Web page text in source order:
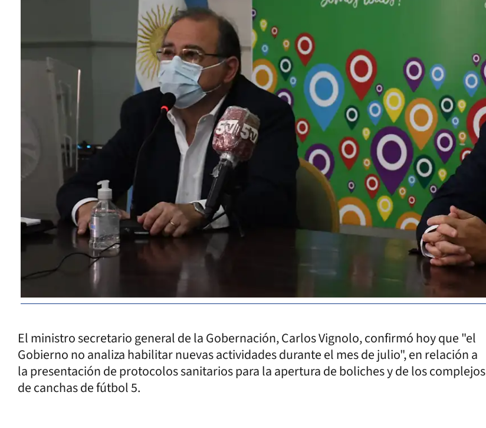
El ministro secretario general de la Gobernación, Carlos Vignolo, confirmó hoy que "el
Gobierno no analiza habilitar nuevas actividades durante el mes de julio", en relación a
la presentación de protocolos sanitarios para la apertura de boliches y de los complejos
de canchas de fútbol 5.